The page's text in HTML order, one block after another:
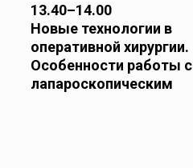
13.40–14.00
Новые технологии в
оперативной хирургии.
Особенности работы с
лапароскопическим